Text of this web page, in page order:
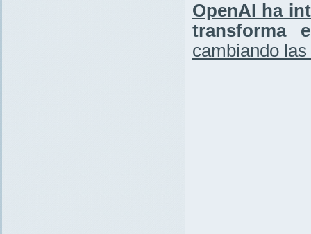
OpenAI ha
transforma
cambiando